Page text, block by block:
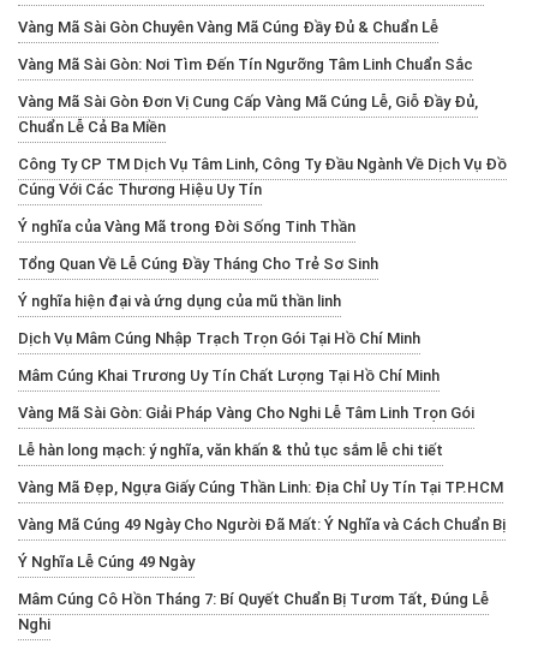
Vàng Mã Sài Gòn Chuyên Vàng Mã Cúng Đầy Đủ & Chuẩn Lễ
Vàng Mã Sài Gòn: Nơi Tìm Đến Tín Ngưỡng Tâm Linh Chuẩn Sắc
Vàng Mã Sài Gòn Đơn Vị Cung Cấp Vàng Mã Cúng Lễ, Giỗ Đầy Đủ,
Chuẩn Lễ Cả Ba Miền
Công Ty CP TM Dịch Vụ Tâm Linh, Công Ty Đầu Ngành Về Dịch Vụ Đồ
Cúng Với Các Thương Hiệu Uy Tín
Ý nghĩa của Vàng Mã trong Đời Sống Tinh Thần
Tổng Quan Về Lễ Cúng Đầy Tháng Cho Trẻ Sơ Sinh
Ý nghĩa hiện đại và ứng dụng của mũ thần linh
Dịch Vụ Mâm Cúng Nhập Trạch Trọn Gói Tại Hồ Chí Minh
Mâm Cúng Khai Trương Uy Tín Chất Lượng Tại Hồ Chí Minh
Vàng Mã Sài Gòn: Giải Pháp Vàng Cho Nghi Lễ Tâm Linh Trọn Gói
Lễ hàn long mạch: ý nghĩa, văn khấn & thủ tục sắm lễ chi tiết
Vàng Mã Đẹp, Ngựa Giấy Cúng Thần Linh: Địa Chỉ Uy Tín Tại TP.HCM
Vàng Mã Cúng 49 Ngày Cho Người Đã Mất: Ý Nghĩa và Cách Chuẩn Bị
Ý Nghĩa Lễ Cúng 49 Ngày
Mâm Cúng Cô Hồn Tháng 7: Bí Quyết Chuẩn Bị Tươm Tất, Đúng Lễ
Nghi